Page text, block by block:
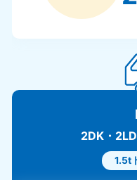
2DK・
1.5t